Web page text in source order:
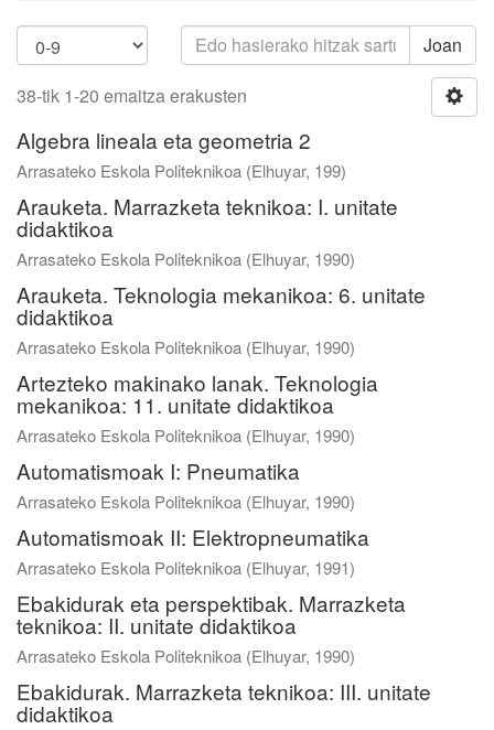
Joan
38-tik 1-20 emaitza erakusten
Algebra lineala eta geometria 2
Arrasateko Eskola Politeknikoa (Elhuyar, 199)
Arauketa. Marrazketa teknikoa: I. unitate
didaktikoa
Arrasateko Eskola Politeknikoa (Elhuyar, 1990)
Arauketa. Teknologia mekanikoa: 6. unitate
didaktikoa
Arrasateko Eskola Politeknikoa (Elhuyar, 1990)
Artezteko makinako lanak. Teknologia
mekanikoa: 11. unitate didaktikoa
Arrasateko Eskola Politeknikoa (Elhuyar, 1990)
Automatismoak I: Pneumatika
Arrasateko Eskola Politeknikoa (Elhuyar, 1990)
Automatismoak II: Elektropneumatika
Arrasateko Eskola Politeknikoa (Elhuyar, 1991)
Ebakidurak eta perspektibak. Marrazketa
teknikoa: II. unitate didaktikoa
Arrasateko Eskola Politeknikoa (Elhuyar, 1990)
Ebakidurak. Marrazketa teknikoa: III. unitate
didaktikoa